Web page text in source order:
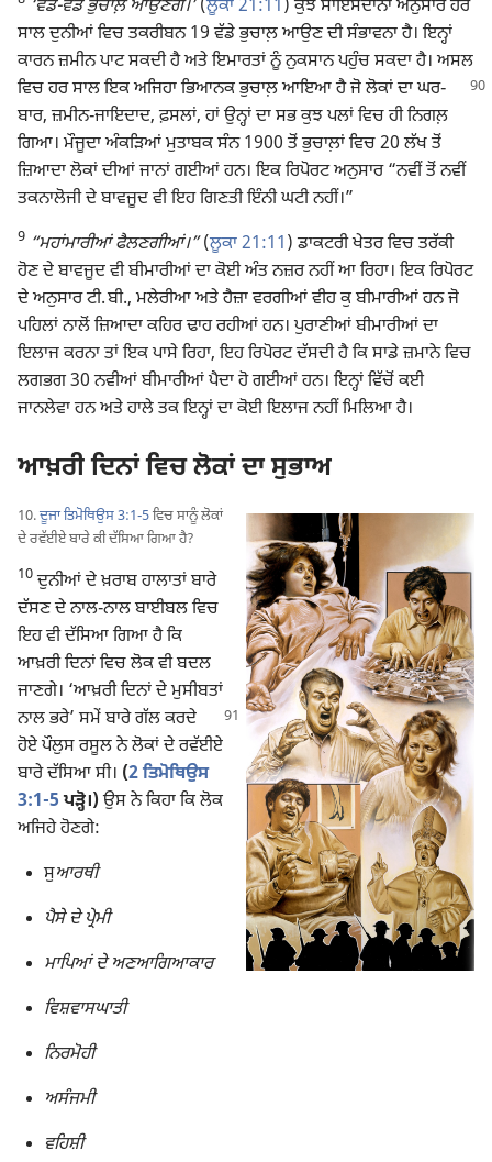
‘ਵੱਡੇ-ਵੱਡੇ ਭੁਚਾਲ਼ ਆਉਣਗੇ।’(ਲੂਕਾ 21:11) ਕੁਝ ਸਾਇੰਸਦਾਨਾਂ ਅਨੁਸਾਰ ਹਰ
ਸਾਲ ਦੁਨੀਆਂ ਵਿਚ ਤਕਰੀਬਨ 19 ਵੱਡੇ ਭੁਚਾਲ਼ ਆਉਣ ਦੀ ਸੰਭਾਵਨਾ ਹੈ। ਇਨ੍ਹਾਂ
ਕਾਰਨ ਜ਼ਮੀਨ ਪਾਟ ਸਕਦੀ ਹੈ ਅਤੇ ਇਮਾਰਤਾਂ ਨੂੰ ਨੁਕਸਾਨ ਪਹੁੰਚ ਸਕਦਾ ਹੈ। ਅਸਲ
ਵਿਚ ਹਰ ਸਾਲ ਇਕ ਅਜਿਹਾਭਿਆਨਕ ਭੁਚਾਲ਼ ਆਇਆ ਹੈ ਜੋ ਲੋਕਾਂ ਦਾ ਘਰ-
ਬਾਰ, ਜ਼ਮੀਨ-ਜਾਇਦਾਦ, ਫ਼ਸਲਾਂ, ਹਾਂ ਉਨ੍ਹਾਂ ਦਾ ਸਭ ਕੁਝ ਪਲਾਂ ਵਿਚ ਹੀ ਨਿਗਲ਼
ਗਿਆ। ਮੌਜੂਦਾ ਅੰਕੜਿਆਂ ਮੁਤਾਬਕ ਸੰਨ 1900 ਤੋਂ ਭੁਚਾਲ਼ਾਂ ਵਿਚ 20 ਲੱਖ ਤੋਂ
ਜ਼ਿਆਦਾ ਲੋਕਾਂ ਦੀਆਂ ਜਾਨਾਂ ਗਈਆਂ ਹਨ। ਇਕ ਰਿਪੋਰਟ ਅਨੁਸਾਰ “ਨਵੀਂ ਤੋਂ ਨਵੀਂ
ਤਕਨਾਲੋਜੀ ਦੇ ਬਾਵਜੂਦ ਵੀ ਇਹ ਗਿਣਤੀ ਇੰਨੀ ਘਟੀ ਨਹੀਂ।”
9 “ਮਹਾਂਮਾਰੀਆਂ ਫੈਲਣਗੀਆਂ।”(ਲੂਕਾ 21:11) ਡਾਕਟਰੀ ਖੇਤਰ ਵਿਚ ਤਰੱਕੀ
ਹੋਣ ਦੇ ਬਾਵਜੂਦ ਵੀ ਬੀਮਾਰੀਆਂ ਦਾ ਕੋਈ ਅੰਤ ਨਜ਼ਰ ਨਹੀਂ ਆ ਰਿਹਾ। ਇਕ ਰਿਪੋਰਟ
ਦੇ ਅਨੁਸਾਰ ਟੀ. ਬੀ., ਮਲੇਰੀਆ ਅਤੇ ਹੈਜ਼ਾ ਵਰਗੀਆਂ ਵੀਹ ਕੁ ਬੀਮਾਰੀਆਂ ਹਨ ਜੋ
ਪਹਿਲਾਂ ਨਾਲੋਂ ਜ਼ਿਆਦਾ ਕਹਿਰ ਢਾਹ ਰਹੀਆਂ ਹਨ। ਪੁਰਾਣੀਆਂ ਬੀਮਾਰੀਆਂ ਦਾ
ਇਲਾਜ ਕਰਨਾ ਤਾਂ ਇਕ ਪਾਸੇ ਰਿਹਾ, ਇਹ ਰਿਪੋਰਟ ਦੱਸਦੀ ਹੈ ਕਿ ਸਾਡੇ ਜ਼ਮਾਨੇ ਵਿਚ
ਲਗਭਗ 30 ਨਵੀਆਂ ਬੀਮਾਰੀਆਂ ਪੈਦਾ ਹੋ ਗਈਆਂ ਹਨ। ਇਨ੍ਹਾਂ ਵਿੱਚੋਂ ਕਈ
ਜਾਨਲੇਵਾ ਹਨ ਅਤੇ ਹਾਲੇ ਤਕ ਇਨ੍ਹਾਂ ਦਾ ਕੋਈ ਇਲਾਜ ਨਹੀਂ ਮਿਲਿਆ ਹੈ।
ਆਖ਼ਰੀ ਦਿਨਾਂ ਵਿਚ ਲੋਕਾਂ ਦਾ ਸੁਭਾਅ
10.ਦੂਜਾ ਤਿਮੋਥਿਉਸ 3:1-5ਵਿਚ ਸਾਨੂੰ ਲੋਕਾਂ
ਦੇ ਰਵੱਈਏ ਬਾਰੇ ਕੀ ਦੱਸਿਆ ਗਿਆ ਹੈ?
10ਦੁਨੀਆਂ ਦੇ ਖ਼ਰਾਬ ਹਾਲਾਤਾਂ ਬਾਰੇ
ਦੱਸਣ ਦੇ ਨਾਲ-ਨਾਲ ਬਾਈਬਲ ਵਿਚ
ਇਹ ਵੀ ਦੱਸਿਆ ਗਿਆ ਹੈ ਕਿ
ਆਖ਼ਰੀ ਦਿਨਾਂ ਵਿਚ ਲੋਕ ਵੀ ਬਦਲ
ਜਾਣਗੇ। ‘ਆਖ਼ਰੀ ਦਿਨਾਂ ਦੇ ਮੁਸੀਬਤਾਂ
ਨਾਲ ਭਰੇ’ਸਮੇਂ ਬਾਰੇ ਗੱਲ ਕਰਦੇ
ਹੋਏ ਪੌਲੁਸ ਰਸੂਲ ਨੇ ਲੋਕਾਂ ਦੇ ਰਵੱਈਏ
ਬਾਰੇ ਦੱਸਿਆ ਸੀ। (2 ਤਿਮੋਥਿਉਸ
3:1-5 ਪੜ੍ਹੋ।)ਉਸ ਨੇ ਕਿਹਾ ਕਿ ਲੋਕ
ਅਜਿਹੇ ਹੋਣਗੇ:
ਸੁਆਰਥੀ
ਪੈਸੇ ਦੇ ਪ੍ਰੇਮੀ
ਮਾਪਿਆਂ ਦੇ ਅਣਆਗਿਆਕਾਰ
ਵਿਸ਼ਵਾਸਘਾਤੀ
ਨਿਰਮੋਹੀ
ਅਸੰਜਮੀ
ਵਹਿਸ਼ੀ